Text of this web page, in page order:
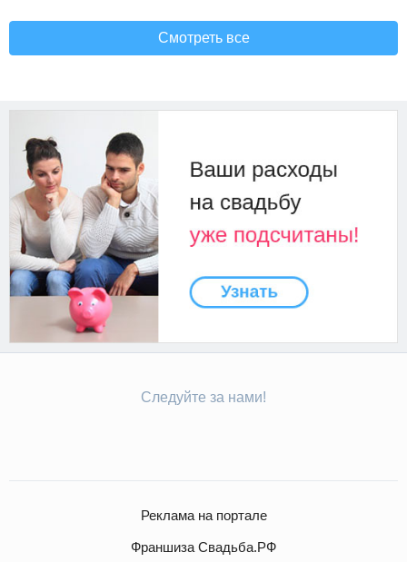
Смотреть все
Следуйте за нами!
Реклама на портале
Франшиза Свадьба.РФ